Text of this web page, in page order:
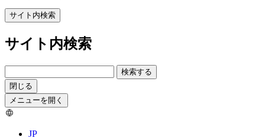
サイト内検索
サイト内検索
検索する
閉じる
メニューを開く
JP